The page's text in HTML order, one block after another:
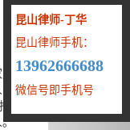
陷
甚
昆山律师-丁华
昆山律师手机：
13962666688
微信号即手机号